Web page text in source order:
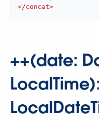
</concat>
++(date:
LocalTime):